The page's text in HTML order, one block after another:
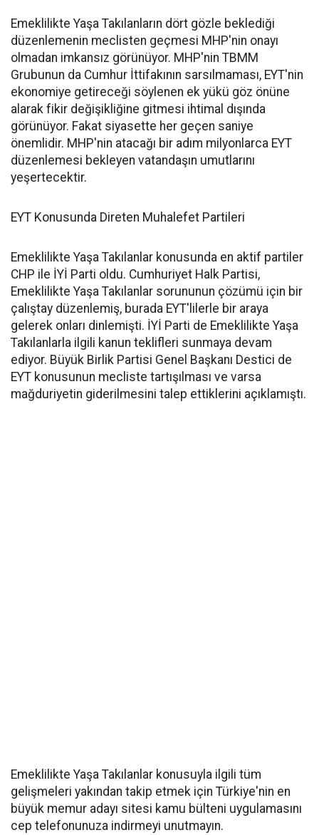
Emeklilikte Yaşa Takılanların dört gözle beklediği
düzenlemenin meclisten geçmesi MHP'nin onayı
olmadan imkansız görünüyor. MHP'nin TBMM
Grubunun da Cumhur İttifakının sarsılmaması, EYT'nin
ekonomiye getireceği söylenen ek yükü göz önüne
alarak fikir değişikliğine gitmesi ihtimal dışında
görünüyor. Fakat siyasette her geçen saniye
önemlidir. MHP'nin atacağı bir adım milyonlarca EYT
düzenlemesi bekleyen vatandaşın umutlarını
yeşertecektir.
EYT Konusunda Direten Muhalefet Partileri
Emeklilikte Yaşa Takılanlar konusunda en aktif partiler
CHP ile İYİ Parti oldu. Cumhuriyet Halk Partisi,
Emeklilikte Yaşa Takılanlar sorununun çözümü için bir
çalıştay düzenlemiş, burada EYT'lilerle bir araya
gelerek onları dinlemişti. İYİ Parti de Emeklilikte Yaşa
Takılanlarla ilgili kanun teklifleri sunmaya devam
ediyor. Büyük Birlik Partisi Genel Başkanı Destici de
EYT konusunun mecliste tartışılması ve varsa
mağduriyetin giderilmesini talep ettiklerini açıklamıştı.
Emeklilikte Yaşa Takılanlar konusuyla ilgili tüm
gelişmeleri yakından takip etmek için Türkiye'nin en
büyük memur adayı sitesi kamu bülteni uygulamasını
cep telefonunuza indirmeyi unutmayın.